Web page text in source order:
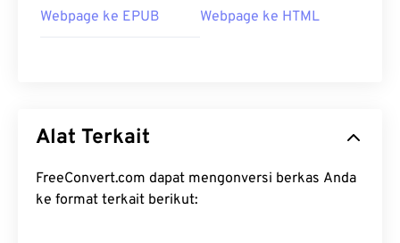
Webpage ke EPUB Webpage ke HTML
Alat Terkait
FreeConvert.com dapat mengonversi berkas Anda
ke format terkait berikut: